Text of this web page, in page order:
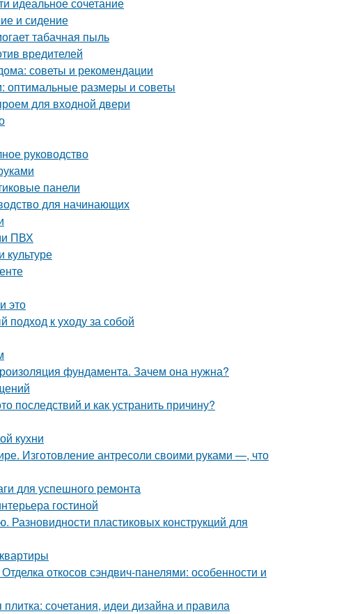
и сидение
табачная пыль
вредителей
советы и рекомендации
оптимальные размеры и советы
для входной двери
руководство
панели
для начинающих
ПВХ
культуре
это
к уходу за собой
фундамента. Зачем она нужна?
последствий и как устранить причину?
кухни
Изготовление антресоли своими руками —, что
для успешного ремонта
гостиной
пластиковых конструкций для
откосов сэндвич-панелями: особенности и
сочетания, идеи дизайна и правила